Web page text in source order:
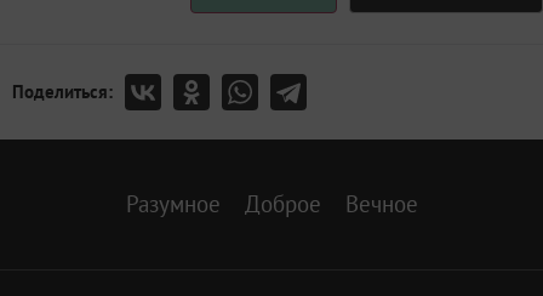
Поделиться:
Разумное Доброе Вечное